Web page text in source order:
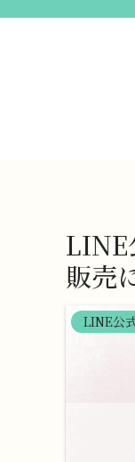
LINE
販売
LINE公